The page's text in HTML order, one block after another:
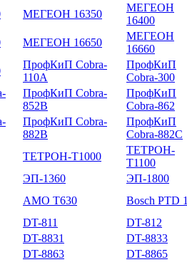
МЕГЕОН 16350
МЕГЕОН
16400
МЕГЕОН 16650
МЕГЕОН
16660
ПрофКиП Cobra-
110A
ПрофКиП
Cobra-300
ПрофКиП Cobra-
852B
ПрофКиП
Cobra-862
ПрофКиП Cobra-
882B
ПрофКиП
Cobra-882C
ТЕТРОН-Т1000
ТЕТРОН-
Т1100
ЭП-1360 ЭП-1800
AMO T630 Bosch PTD 1
DT-811 DT-812
DT-8831 DT-8833
DT-8863 DT-8865